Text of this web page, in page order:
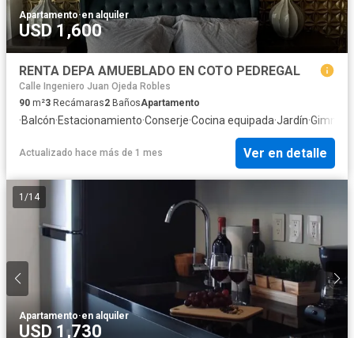
Apartamento·en alquiler
USD 1,600
RENTA DEPA AMUEBLADO EN COTO PEDREGAL
Calle Ingeniero Juan Ojeda Robles
90 m²3 Recámaras2 BañosApartamento
·Balcón·Estacionamiento·Conserje·Cocina equipada·Jardín·
Actualizado hace más de 1 mes Ver en detalle
1 /14
Apartamento·en alquiler
USD 1,730